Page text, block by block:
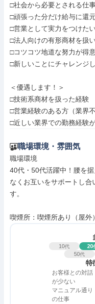
□社会から必要とされる仕
□頑張った分だけ給与に還
□営業として実力をつけた
□法人向けの有形商材を扱
□コツコツ地道な努力が得
□新しいことにチャレンジ
＜優遇します！＞
□技術系商材を扱った経験
□営業経験のある方（業界不
□近しい業界での勤務経験
職場環境・雰囲気
職場環境
40代・50代活躍中！腰を
なくお互いをサポートし合
す。
喫煙所：喫煙所あり（屋外）
10代 20
50代
特
お客様との対話
が少ない
マニュアル通り
の仕事